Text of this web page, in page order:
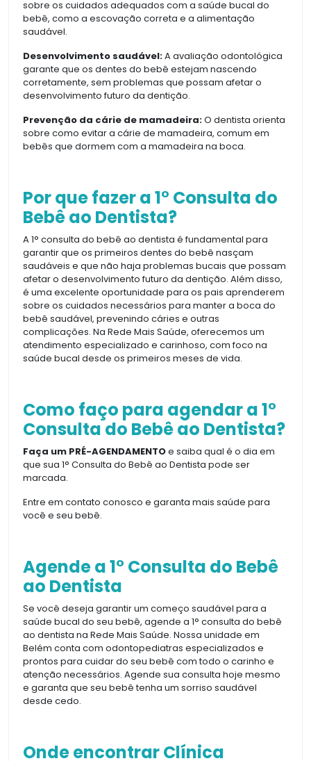
sobre os cuidados adequados com a saúde bucal do
bebê, como a escovação correta e a alimentação
saudável.
Desenvolvimento saudável:A avaliação odontológica
garante que os dentes do bebê estejam nascendo
corretamente, sem problemas que possam afetar o
desenvolvimento futuro da dentição.
Prevenção da cárie de mamadeira:O dentista orienta
sobre como evitar a cárie de mamadeira, comum em
bebês que dormem com a mamadeira na boca.
Por que fazer a 1° Consulta do
Bebê ao Dentista?
A 1° consulta do bebê ao dentista é fundamental para
garantir que os primeiros dentes do bebê nasçam
saudáveis e que não haja problemas bucais que possam
afetar o desenvolvimento futuro da dentição. Além disso,
é uma excelente oportunidade para os pais aprenderem
sobre os cuidados necessários para manter a boca do
bebê saudável, prevenindo cáries e outras
complicações. Na Rede Mais Saúde, oferecemos um
atendimento especializado e carinhoso, com foco na
saúde bucal desde os primeiros meses de vida.
Como faço para agendar a 1°
Consulta do Bebê ao Dentista?
Faça um PRÉ-AGENDAMENTOe saiba qual é o dia em
que sua 1° Consulta do Bebê ao Dentista pode ser
marcada.
Entre em contato conosco e garanta mais saúde para
você e seu bebê.
Agende a 1° Consulta do Bebê
ao Dentista
Se você deseja garantir um começo saudável para a
saúde bucal do seu bebê, agende a 1° consulta do bebê
ao dentista na Rede Mais Saúde. Nossa unidade em
Belém conta com odontopediatras especializados e
prontos para cuidar do seu bebê com todo o carinho e
atenção necessários. Agende sua consulta hoje mesmo
e garanta que seu bebê tenha um sorriso saudável
desde cedo.
Onde encontrar Clínica